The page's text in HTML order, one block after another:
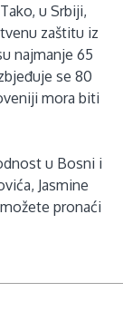
u Srbiji,
zaštitu iz
najmanje 65
se 80
mora biti
u Bosni i
Jasmine
pronaći